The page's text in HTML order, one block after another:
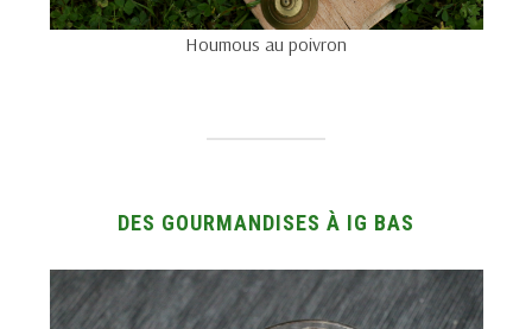
Houmous au poivron
DES GOURMANDISES À IG BAS